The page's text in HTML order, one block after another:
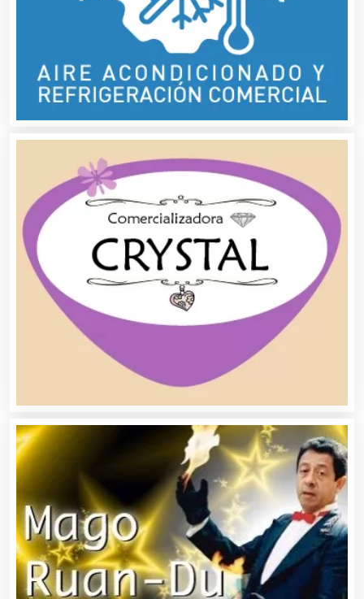
Autobuses
Automatización
Autopartes Eléctricas
Avaluos
Balnearios
Bancos
Basculas
Bebidas